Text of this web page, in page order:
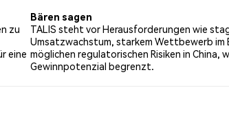
zu
eine
Bären sagen
TALIS steht vor Herausforderungen wie
Umsatzwachstum, starkem Wettbewerb im
möglichen regulatorischen Risiken in China,
Gewinnpotenzial begrenzt.